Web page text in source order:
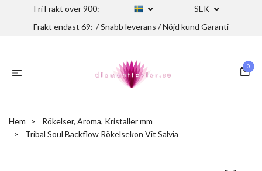
Fri Frakt över 900:-
SEK
Frakt endast 69:-/ Snabb leverans / Nöjd kund Garanti
0
Hem
Rökelser, Aroma, Kristaller mm
Tribal Soul Backflow Rökelsekon Vit Salvia